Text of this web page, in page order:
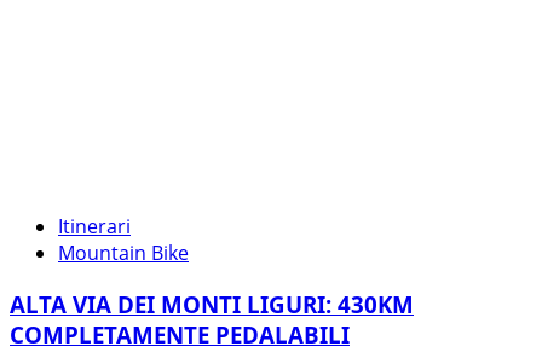
Itinerari
Mountain Bike
ALTA VIA DEI MONTI LIGURI: 430KM
COMPLETAMENTE PEDALABILI